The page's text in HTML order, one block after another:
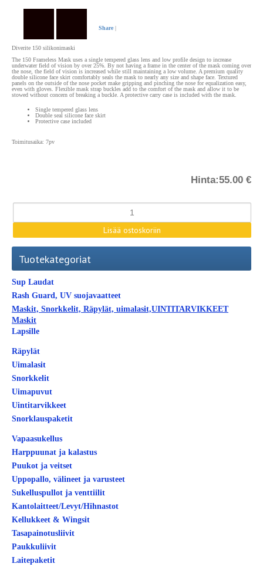
Share |
Diverite 150 silikonimaski
The 150 Frameless Mask uses a single tempered glass lens and low profile design to increase
underwater field of vision by over 25%. By not having a frame in the center of the mask coming over
the nose, the field of vision is increased while still maintaining a low volume. A premium quality
double silicone face skirt comfortably seals the mask to nearly any size and shape face. Textured
panels on the outside of the nose pocket make gripping and pinching the nose for equalization easy,
even with gloves. Flexible mask strap buckles add to the comfort of the mask and allow it to be
stowed without concern of breaking a buckle. A protective carry case is included with the mask.
Single tempered glass lens
Double seal silicone face skirt
Protective case included
Toimitusaika: 7pv
Hinta:55.00 €
Tuotekategoriat
Sup Laudat
Rash Guard, UV suojavaatteet
Maskit, Snorkkelit, Räpylät, uimalasit,UINTITARVIKKEET
Maskit
Lapsille
Räpylät
Uimalasit
Snorkkelit
Uimapuvut
Uintitarvikkeet
Snorklauspaketit
Vapaasukellus
Harppuunat ja kalastus
Puukot ja veitset
Uppopallo, välineet ja varusteet
Sukelluspullot ja venttiilit
Kantolaitteet/Levyt/Hihnastot
Kellukkeet & Wingsit
Tasapainotusliivit
Paukkuliivit
Laitepaketit